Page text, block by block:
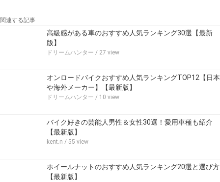
関連する記事
高級感がある車のおすすめ人気ランキング30選【最新
版】
ドリームハンター / 27 view
オンロードバイクおすすめ人気ランキングTOP12【日本
や海外メーカー】【最新版】
ドリームハンター / 10 view
バイク好きの芸能人男性＆女性30選！愛用車種も紹介
【最新版】
kent.n / 55 view
ホイールナットのおすすめ人気ランキング20選と選び方
【最新版】